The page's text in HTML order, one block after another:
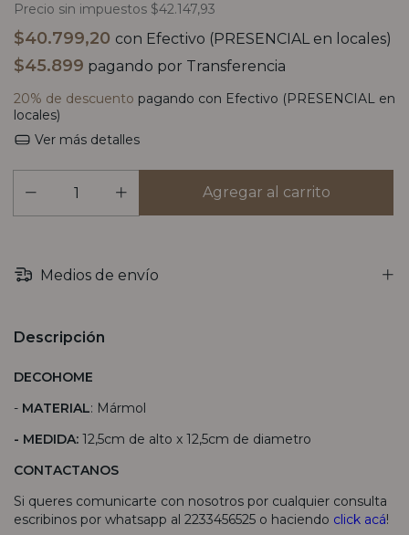
Precio sin impuestos $42.147,93
$40.799,20 con Efectivo (PRESENCIAL en locales)
$45.899 pagando por Transferencia
20% de descuento pagando con Efectivo (PRESENCIAL en
locales)
Ver más detalles
Medios de envío
Descripción
DECOHOME
- MATERIAL: Mármol
- MEDIDA: 12,5cm de alto x 12,5cm de diametro
CONTACTANOS
Si queres comunicarte con nosotros por cualquier consulta
escribinos por whatsapp al 2233456525 o haciendo click acá!